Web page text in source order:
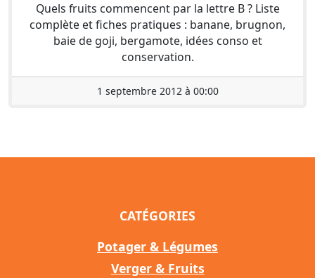
Quels fruits commencent par la lettre B ? Liste
complète et fiches pratiques : banane, brugnon,
baie de goji, bergamote, idées conso et
conservation.
1 septembre 2012 à 00:00
CATÉGORIES
Potager & Légumes
Verger & Fruits